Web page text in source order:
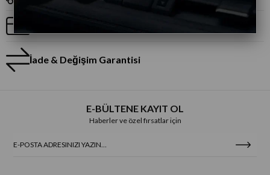
İade & Değişim Garantisi
E-BÜLTENE KAYIT OL
Haberler ve özel fırsatlar için